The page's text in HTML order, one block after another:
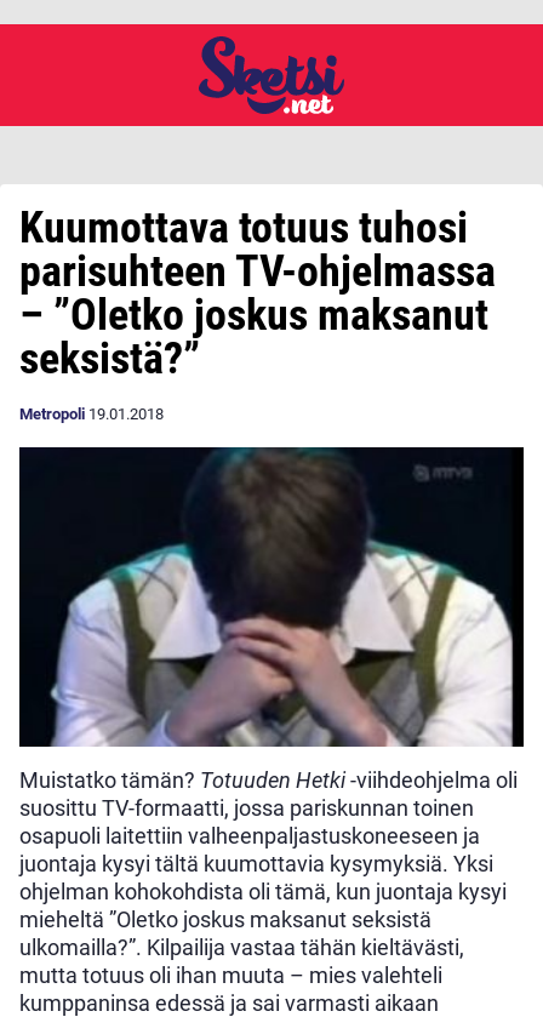
Kuumottava totuus tuhosi
parisuhteen TV-ohjelmassa
– ”Oletko joskus maksanut
seksistä?”
Metropoli 19.01.2018
Muistatko tämän? Totuuden Hetki-viihdeohjelma oli
suosittu TV-formaatti, jossa pariskunnan toinen
osapuoli laitettiin valheenpaljastuskoneeseen ja
juontaja kysyi tältä kuumottavia kysymyksiä. Yksi
ohjelman kohokohdista oli tämä, kun juontaja kysyi
mieheltä ”Oletko joskus maksanut seksistä
ulkomailla?”. Kilpailija vastaa tähän kieltävästi,
mutta totuus oli ihan muuta – mies valehteli
kumppaninsa edessä ja sai varmasti aikaan